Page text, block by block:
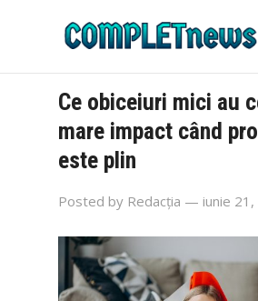
Ce obiceiuri mici au
mare impact când
este plin
Posted by Redacția — iunie 21,